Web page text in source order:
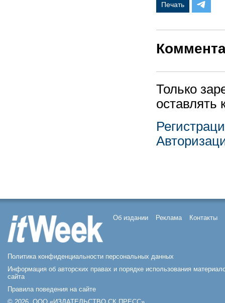
Печать
Только
оставлять
Об издании Реклама Контакты
Политика конфиденциальности персональных данных
Информация об авторских правах и порядке использования
сайта
Правила поведения на сайте